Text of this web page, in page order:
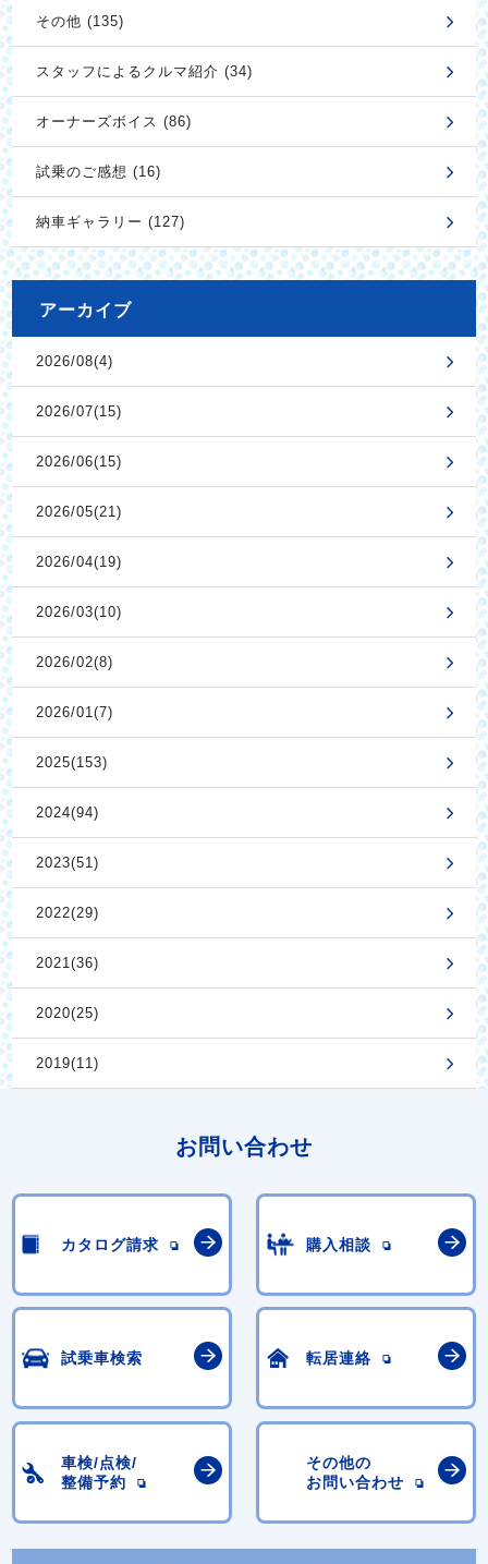
その他 (135)
スタッフによるクルマ紹介 (34)
オーナーズボイス (86)
試乗のご感想 (16)
納車ギャラリー (127)
アーカイブ
2026/08(4)
2026/07(15)
2026/06(15)
2026/05(21)
2026/04(19)
2026/03(10)
2026/02(8)
2026/01(7)
2025(153)
2024(94)
2023(51)
2022(29)
2021(36)
2020(25)
2019(11)
お問い合わせ
カタログ請求 購入相談
試乗車検索 転居連絡
車検/点検/
整備予約
その他の
お問い合わせ